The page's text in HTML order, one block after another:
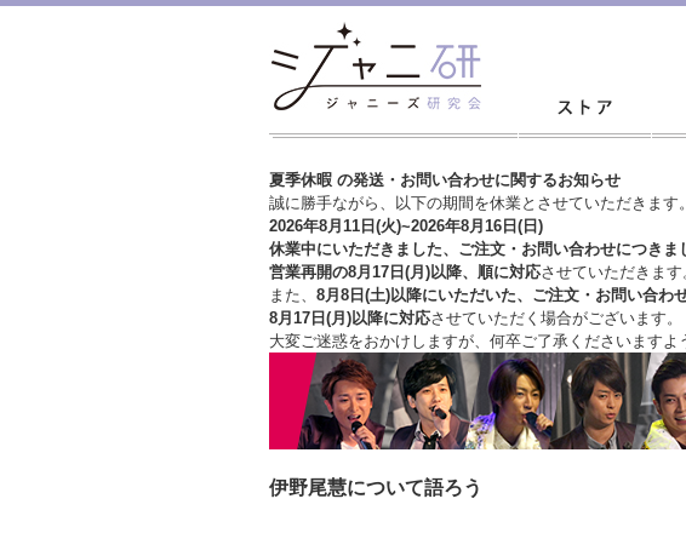
夏季休暇 の発送・お問い合わせに関するお知らせ
誠に勝手ながら、以下の期間を休業とさせていただきます。
2026年8月11日(火)~2026年8月16日(日)
休業中にいただきました、ご注文・お問い合わせにつきま
営業再開の8月17日(月)以降、順に対応させていただきます
また、 8月8日(土)以降にいただいた、ご注文・ お問い合わ
8月17日(月)以降に対応させていただく場合がございます。
大変ご迷惑をおかけしますが、 何卒ご了承くださいますよ
伊野尾慧について語ろう